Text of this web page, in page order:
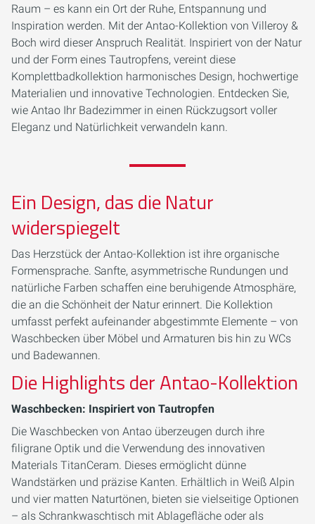
Raum – es kann ein Ort der Ruhe, Entspannung und
Inspiration werden. Mit der Antao-Kollektion von Villeroy &
Boch wird dieser Anspruch Realität. Inspiriert von der Natur
und der Form eines Tautropfens, vereint diese
Komplettbadkollektion harmonisches Design, hochwertige
Materialien und innovative Technologien. Entdecken Sie,
wie Antao Ihr Badezimmer in einen Rückzugsort voller
Eleganz und Natürlichkeit verwandeln kann.
Ein Design, das die Natur
widerspiegelt
Das Herzstück der Antao-Kollektion ist ihre organische
Formensprache. Sanfte, asymmetrische Rundungen und
natürliche Farben schaffen eine beruhigende Atmosphäre,
die an die Schönheit der Natur erinnert. Die Kollektion
umfasst perfekt aufeinander abgestimmte Elemente – von
Waschbecken über Möbel und Armaturen bis hin zu WCs
und Badewannen.
Die Highlights der Antao-Kollektion
Waschbecken: Inspiriert von Tautropfen
Die Waschbecken von Antao überzeugen durch ihre
filigrane Optik und die Verwendung des innovativen
Materials TitanCeram. Dieses ermöglicht dünne
Wandstärken und präzise Kanten. Erhältlich in Weiß Alpin
und vier matten Naturtönen, bieten sie vielseitige Optionen
– als Schrankwaschtisch mit Ablagefläche oder als